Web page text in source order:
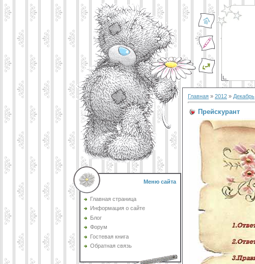
Меню сайта
Главная страница
Информация о сайте
Блог
Форум
Гостевая книга
Обратная связь
Главная » 2012 » Декабрь
Прейскурант